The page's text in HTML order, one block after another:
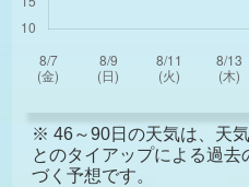
※ 46～90日の天気は、天
とのタイアップによる過
づく予想です。